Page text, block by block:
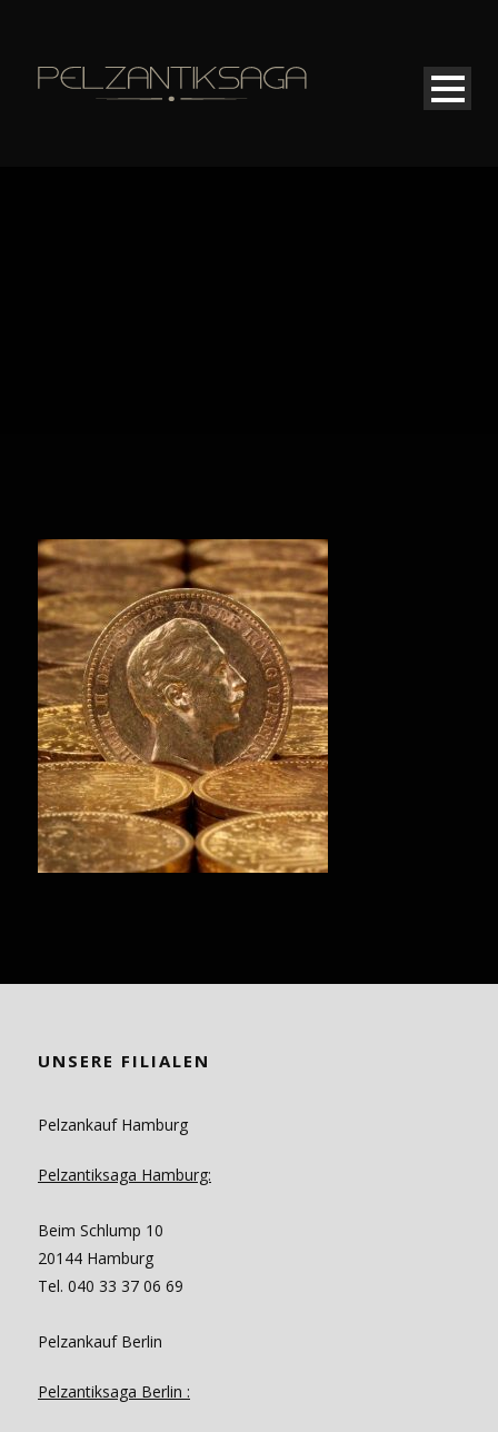
UNSERE FILIALEN
Pelzankauf Hamburg
Pelzantiksaga Hamburg:
Beim Schlump 10
20144 Hamburg
Tel. 040 33 37 06 69
Pelzankauf Berlin
Pelzantiksaga Berlin :